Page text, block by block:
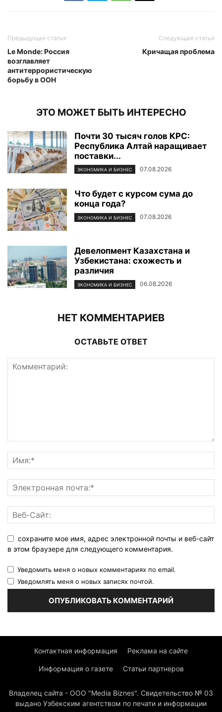
Предыдущая статья
Le Monde: Россия
возглавляет
антитеррористическую
борьбу в ООН
Следующая статья
Кричащая проблема
ЭТО МОЖЕТ БЫТЬ ИНТЕРЕСНО
Почти 30 тысяч голов КРС:
Республика Алтай наращивает
поставки...
ЭКОНОМИКА И БИЗНЕС 07.08.2026
Что будет с курсом сума до
конца года?
ЭКОНОМИКА И БИЗНЕС 07.08.2026
Девелопмент Казахстана и
Узбекистана: схожесть и
различия
ЭКОНОМИКА И БИЗНЕС 06.08.2026
НЕТ КОММЕНТАРИЕВ
ОСТАВЬТЕ ОТВЕТ
сохраните мое имя, адрес электронной почты и веб-сайт
в этом браузере для следующего комментария.
Уведомить меня о новых комментариях по email.
Уведомлять меня о новых записях почтой.
Контактная информация Реклама на сайте
Информация о газете Статьи партнеров
Владелец сайта - ООО "Media Biznes". Свидетельство № 03
выдано Узбекским агентством по печати и информации